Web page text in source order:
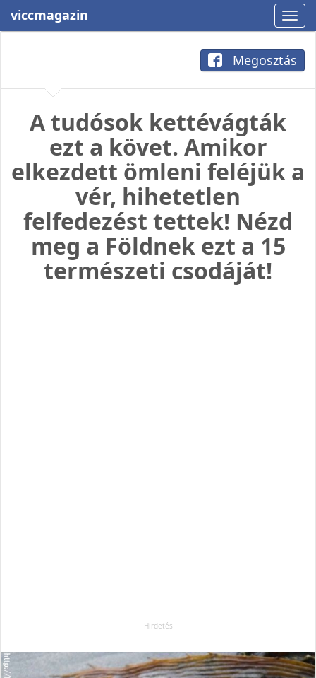
viccmagazin
Megosztás
A tudósok kettévágták
ezt a követ. Amikor
elkezdett ömleni feléjük a
vér, hihetetlen
felfedezést tettek! Nézd
meg a Földnek ezt a 15
természeti csodáját!